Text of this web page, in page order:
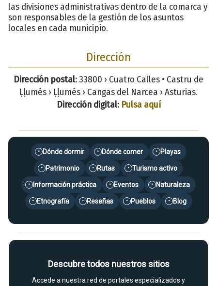
las divisiones administrativas dentro de la comarca y
son responsables de la gestión de los asuntos
locales en cada municipio.
Dirección
Dirección postal:33800 › Cuatro Calles • Castru de
Ḷḷumés › Ḷḷumés › Cangas del Narcea › Asturias.
Dirección digital: Pulsa aquí
• Dónde dormir • Dónde comer • Playas
• Patrimonio • Rutas • Turismo activo
• Información práctica • Eventos • Naturaleza
• Etnografía • Reseñas • Pueblos • Blog
Descubre todos nuestros sitios
Accede a nuestra red de portales especializados y